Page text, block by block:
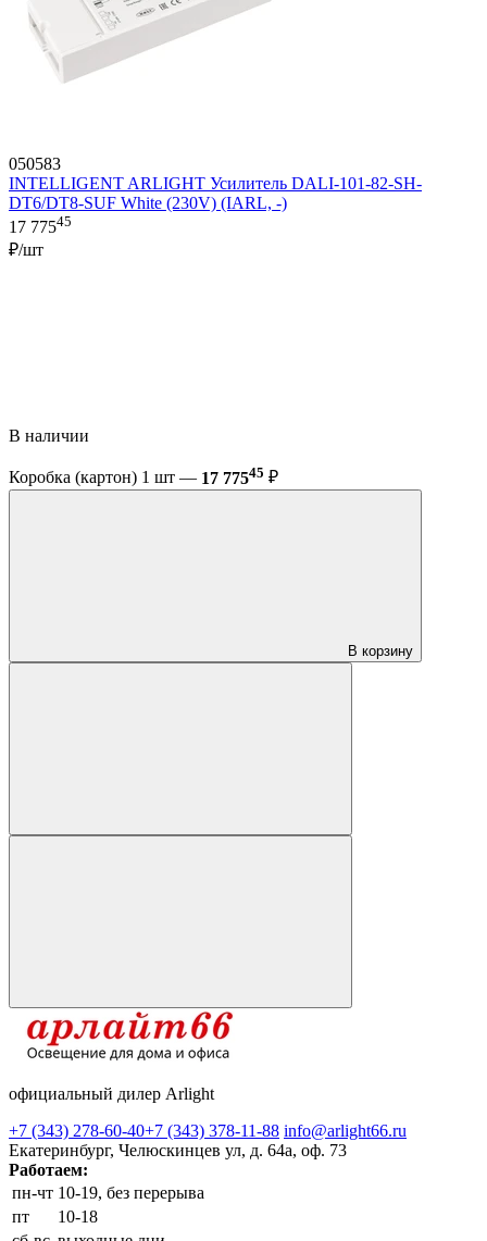
050583
INTELLIGENT ARLIGHT Усилитель DALI-101-82-SH-
DT6/DT8-SUF White (230V) (IARL, -)
17 77545
₽/шт
В наличии
Коробка (картон) 1 шт — 17 77545 ₽
В корзину
официальный дилер Arlight
+7 (343) 278-60-40+7 (343) 378-11-88 info@arlight66.ru
Екатеринбург, Челюскинцев ул, д. 64а, оф. 73
Работаем:
пн-чт 10-19, без перерыва
пт
10-18